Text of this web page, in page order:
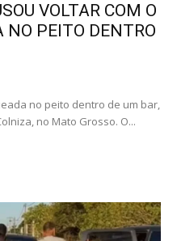
VOLTAR COM O
NO PEITO DENTRO
no peito dentro de um bar,
no Mato Grosso. O...